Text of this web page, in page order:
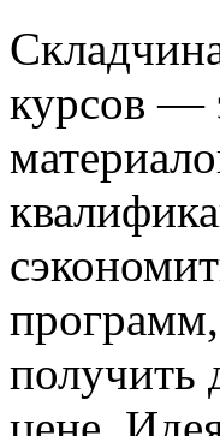
курсов —
получить